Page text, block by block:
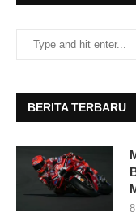
BERITA TERBARU